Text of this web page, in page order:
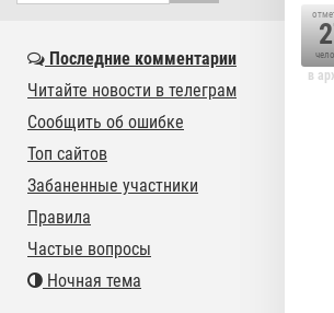
в
Последние комментарии
Читайте новости в телеграм
Сообщить об ошибке
Топ сайтов
Забаненные участники
Правила
Частые вопросы
Ночная тема